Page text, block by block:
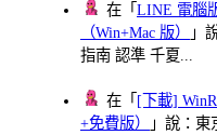
在「LINE 電腦
（Win+Mac 版）
」
指南 認準 千夏...
在「 [下載]
+免費版）
」說：